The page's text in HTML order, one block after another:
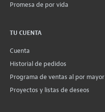
Promesa de por vida
TU CUENTA
Cuenta
Historial de pedidos
Programa de ventas al por mayor
Proyectos y listas de deseos